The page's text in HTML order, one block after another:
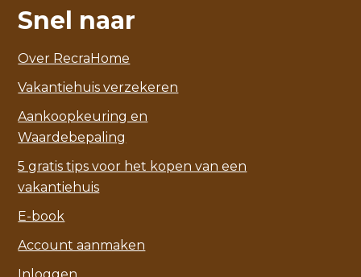
Snel naar
Over RecraHome
Vakantiehuis verzekeren
Aankoopkeuring en
Waardebepaling
5 gratis tips voor het kopen van een
vakantiehuis
E-book
Account aanmaken